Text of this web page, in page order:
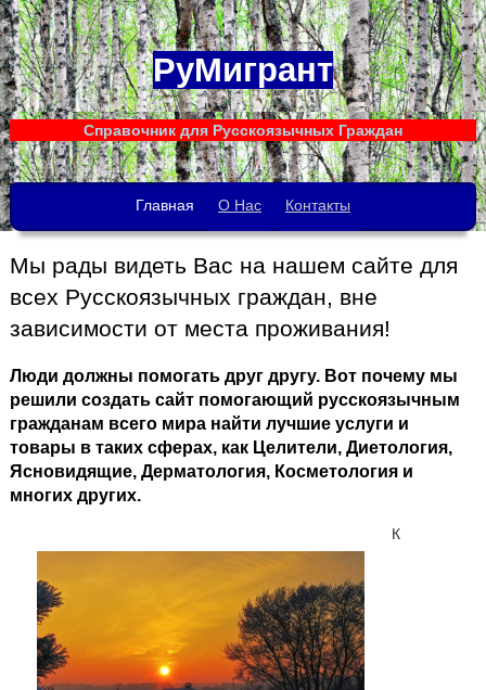
РуМигрант
Справочник для Русскоязычных Граждан
Главная О Нас Контакты
Мы рады видеть Вас на нашем сайте для
всех Русскоязычных граждан, вне
зависимости от места проживания!
Люди должны помогать друг другу. Вот почему мы
решили создать сайт помогающий русскоязычным
гражданам всего мира найти лучшие услуги и
товары в таких сферах, как Целители, Диетология,
Ясновидящие, Дерматология, Косметология и
многих других.
К